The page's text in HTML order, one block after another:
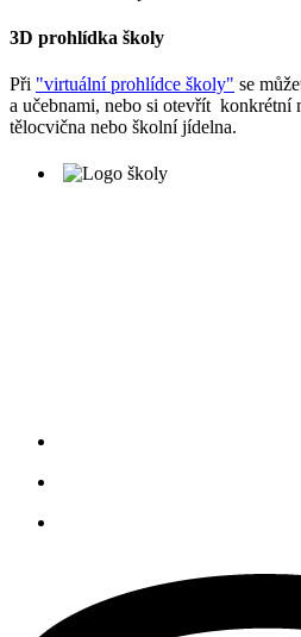
3D prohlídka školy
Při "virtuální prohlídce školy" se
a učebnami, nebo si otevřít konkrétní
tělocvična nebo školní jídelna.